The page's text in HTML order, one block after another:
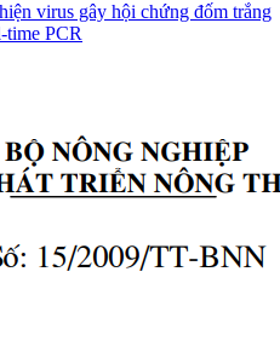
virus gây hội chứng đốm trắng
time PCR